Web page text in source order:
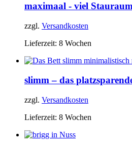
maximaal - viel Stauraum
zzgl. Versandkosten
Lieferzeit: 8 Wochen
slimm – das
zzgl. Versandkosten
Lieferzeit: 8 Wochen